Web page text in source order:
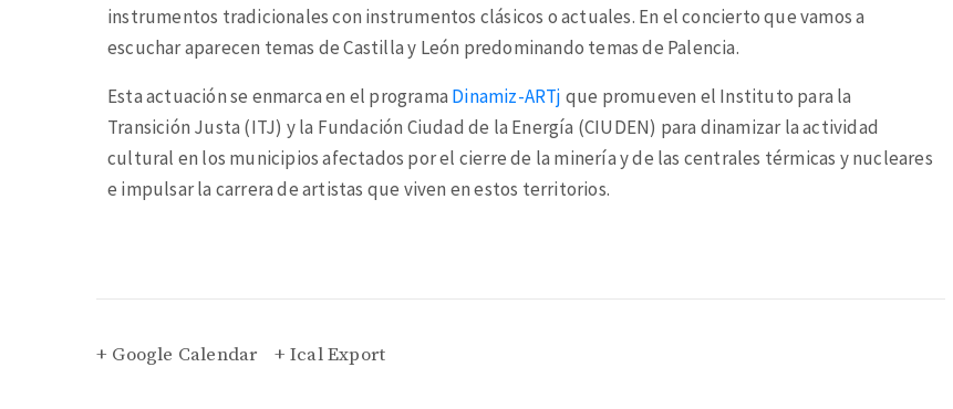
instrumentos tradicionales con instrumentos clásicos o actuales. En el concierto que vamos a
escuchar aparecen temas de Castilla y León predominando temas de Palencia.
Esta actuación se enmarca en el programa Dinamiz-ARTj que promueven el Instituto para la
Transición Justa (ITJ) y la Fundación Ciudad de la Energía (CIUDEN) para dinamizar la actividad
cultural en los municipios afectados por el cierre de la minería y de las centrales térmicas y nucleares
e impulsar la carrera de artistas que viven en estos territorios.
+ Google Calendar + Ical Export